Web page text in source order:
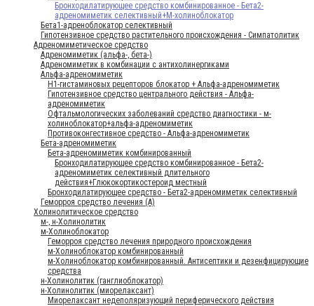
Бронходилатирующее средство комбинированное - Бета2-
адреномиметик селективный+М-холиноблокатор
Бета1-адреноблокатор селективный
Гипотензивное средство растительного происхождения - Симпатолитик
Адреномиметическое средство
Адреномиметик (альфа-, бета-)
Адреномиметик в комбинации с антихолинергиками
Альфа-адреномиметик
H1-гистаминовых рецепторов блокатор + Альфа-адреномиметик
Гипотензивное средство центрального действия - Альфа-
адреномиметик
Офтальмологических заболеваний средство диагностики - м-
холиноблокатор+альфа-адреномиметик
Противоконгестивное средство - Альфа-адреномиметик
Бета-адреномиметик
Бета-адреномиметик комбинированный
Бронходилатирующее средство комбинированное - Бета2-
адреномиметик селективный длительного
действия+Глюкокортикостероид местный
Бронходилатирующее средство - Бета2-адреномиметик селективный
Геморроя средство лечения (А)
Холинолитическое средство
м-, н-Холинолитик
м-Холиноблокатор
Геморроя средство лечения природного происхождения
м-Холиноблокатор комбинированный
м-Холиноблокатор комбинированный. Антисептики и дезенфицирующие
средства
н-Холинолитик (ганглиоблокатор)
н-Холинолитик (миорелаксант)
Миорелаксант недеполяризующий периферического действия